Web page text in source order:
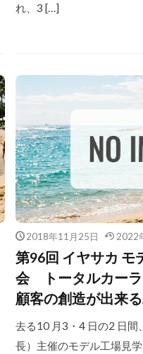
れ、3 […]
2018年11月25日 2022
第96回 イヤサカ モ
会 トータルカーラ
顧客の創造が出来
去る10 月3・4 日の2 日間
長）主催のモデル工場見